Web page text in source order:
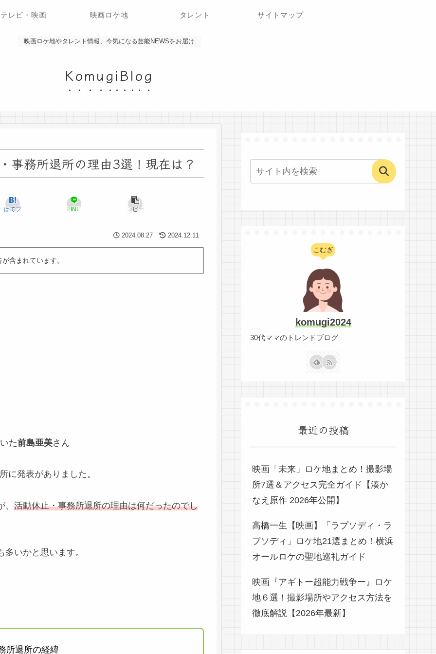
映画ロケ地やタレント情報、今気になる芸能NEWSをお届け
KomugiBlog
テレビ・映画 映画ロケ地 タレント サイトマップ
事務所退所の理由3選！現在は？
はてブ LINE コピー
2024.08.27 2024.12.11
含まれています。
た前島亜美さん
に発表がありました。
活動休止・事務所退所の理由は何だったのでし
いかと思います。
所退所の経緯
こむぎ
komugi2024
30代ママのトレンドブログ
最近の投稿
映画「未来」ロケ地まとめ！撮影場
所7選＆アクセス完全ガイド【湊か
なえ原作 2026年公開】
高橋一生【映画】「ラプソディ・ラ
プソディ」ロケ地21選まとめ！横浜
オールロケの聖地巡礼ガイド
映画『アギトー超能力戦争ー』ロケ
地６選！撮影場所やアクセス方法を
徹底解説【2026年最新】